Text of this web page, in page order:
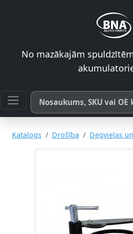
No mazākajām
Meklēt pēc produkta
Katalogs Drošība Degvielas